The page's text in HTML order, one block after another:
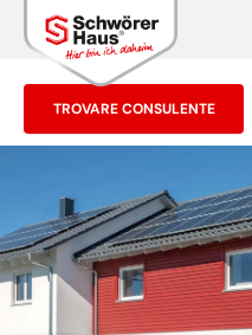
TROVARE CONSULENTE